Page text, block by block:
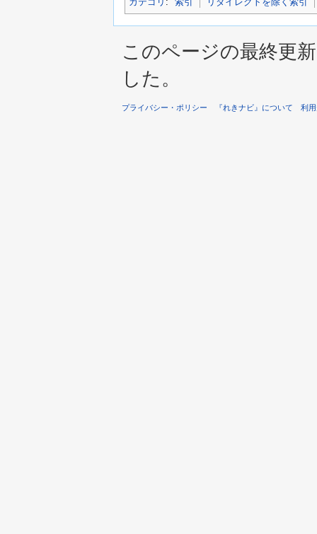
このページの最終更
した。
プライバシー・ポリシー 『れきナビ』について 利